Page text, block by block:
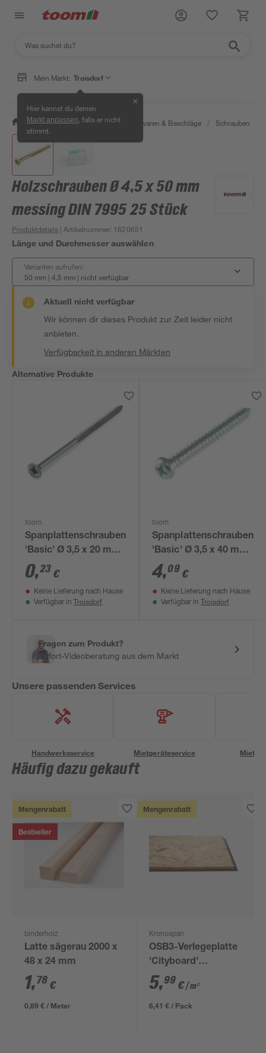
Mein Markt: Troisdorf
Hier kannst du deinen
Markt anpassen , falls er nicht
stimmt.
✕
/ Werkstatt & Maschinen / Eisenwaren & Beschläge / Schrauben
Holzschrauben Ø 4,5 x 50 mm
messing DIN 7995 25 Stück
Produktdetails | Artikelnummer: 1620651
Länge und Durchmesser auswählen
Varianten aufrufen:
50 mm | 4,5 mm | nicht verfügbar
Aktuell nicht verfügbar
Wir können dir dieses Produkt zur Zeit leider nicht
anbieten.
Verfügbarkeit in anderen Märkten
Alternative Produkte
toom
Spanplattenschrauben
'Basic' Ø 3,5 x 20 mm
A2 PZ
0,23 €
Keine Lieferung nach Hause
Verfügbar in Troisdorf
toom
Spanplattenschrauben
'Basic' Ø 3,5 x 40 mm
PZ2 50 Stück
4,09 €
Keine Lieferung nach Hause
Verfügbar in Troisdorf
Fragen zum Produkt?
Sofort-Videoberatung aus dem Markt
Unsere passenden Services
Handwerksservice Mietgeräteservice
Häufig dazu gekauft
Mengenrabatt
Bestseller
binderholz
Latte sägerau 2000 x
48 x 24 mm
1,78 €
0,89 € / Meter
Mengenrabatt
Kronospan
OSB3-Verlegeplatte
'Cityboard'
ungeschliffen 1690 x
634 x 12 mm
5,99 €/ m²
6,41 € / Pack